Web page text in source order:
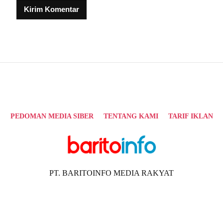
PEDOMAN MEDIA SIBER TENTANG KAMI TARIF IKLAN
PT. BARITOINFO MEDIA RAKYAT